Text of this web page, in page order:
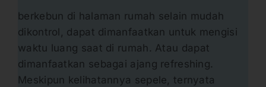
berkebun di halaman rumah selain mudah
dikontrol, dapat dimanfaatkan untuk mengisi
waktu luang saat di rumah. Atau dapat
dimanfaatkan sebagai ajang refreshing.
Meskipun kelihatannya sepele, ternyata